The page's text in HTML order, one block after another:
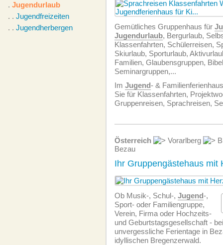
. Jugendurlaub
. . Jugendfreizeiten
. . Jugendherbergen Gemütliches Gruppenhaus für
Jugendurlaub, Bergurlaub,
Klassenfahrten, Schülerreisen,
Skiurlaub, Sporturlaub,
Familien, Glaubensgruppen,
Seminargruppen,...
Im Jugend- &
Sie für Klassenfahrten,
Gruppenreisen, Sprachreisen,
Österreich Vorarlberg
Bezau
Ihr Gruppengästehaus mit
Ob Musik-, Schul-, Jugend-,
Sport- oder Familiengruppe,
Verein, Firma oder Hochzeits-
und Geburtstagsgesellschaft -
unvergessliche Ferientage in
idyllischen Bregenzerwald.